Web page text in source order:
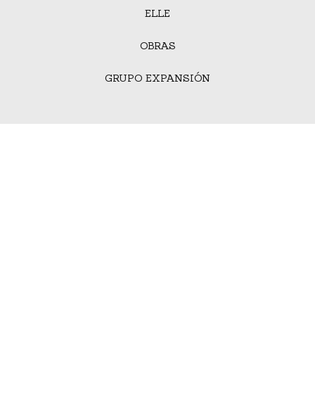
ELLE
OBRAS
GRUPO EXPANSIÓN